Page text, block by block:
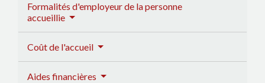
Formalités d'employeur de la personne
accueillie
Coût de l'accueil
Aides financières